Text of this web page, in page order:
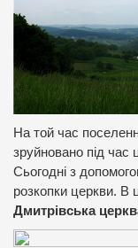
На той час
зруйновано під час
Сьогодні з
розкопки церкви. В
Дмитрівська